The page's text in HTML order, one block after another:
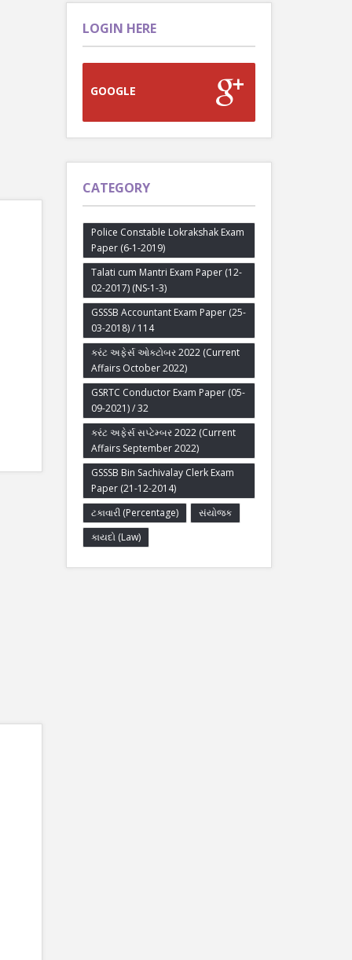
LOGIN HERE
GOOGLE
CATEGORY
Police Constable Lokrakshak Exam
Paper (6-1-2019)
Talati cum Mantri Exam Paper (12-
02-2017) (NS-1-3)
GSSSB Accountant Exam Paper (25-
03-2018) / 114
કરંટ અફેર્સ ઓક્ટોબર 2022 (Current
Affairs October 2022)
GSRTC Conductor Exam Paper (05-
09-2021) / 32
કરંટ અફેર્સ સપ્ટેમ્બર 2022 (Current
Affairs September 2022)
GSSSB Bin Sachivalay Clerk Exam
Paper (21-12-2014)
ટકાવારી (Percentage)
સંયોજક
કાયદો (Law)